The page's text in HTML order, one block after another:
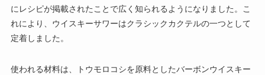
にレシピが掲載されたことで広く知られるようになりました。こ
れにより、ウイスキーサワーはクラシックカクテルの一つとして
定着しました。
使われる材料は、トウモロコシを原料としたバーボンウイスキー